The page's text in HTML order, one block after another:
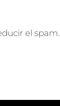
el spam.